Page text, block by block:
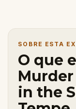
SOBRE ESTA
O que
in the